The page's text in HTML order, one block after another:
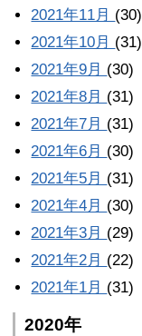
2021年11月 (30)
2021年10月 (31)
2021年9月 (30)
2021年8月 (31)
2021年7月 (31)
2021年6月 (30)
2021年5月 (31)
2021年4月 (30)
2021年3月 (29)
2021年2月 (22)
2021年1月 (31)
2020年